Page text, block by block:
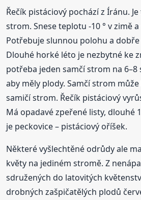
Řečík pistáciový pochází z Íránu.
strom. Snese teplotu -10 ° v zimě a
Potřebuje slunnou polohu a
Dlouhé horké léto je nezbytné ke
potřeba jeden samčí strom na
aby měly plody. Samčí strom
samičí strom. Řečík pistáciový
Má opadavé zpeřené listy, dlouhé
je peckovice – pistáciový oříšek.
Některé vyšlechtěné odrůdy ale
květy na jediném stromě. Z
sdružených do latovitých
drobných zašpičatělých plodů